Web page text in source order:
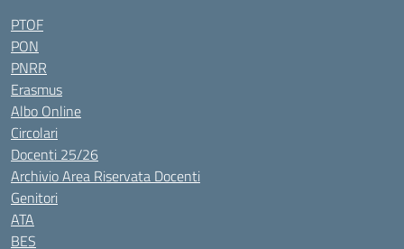
PTOF
PON
PNRR
Erasmus
Albo Online
Circolari
Docenti 25/26
Archivio Area Riservata Docenti
Genitori
ATA
BES